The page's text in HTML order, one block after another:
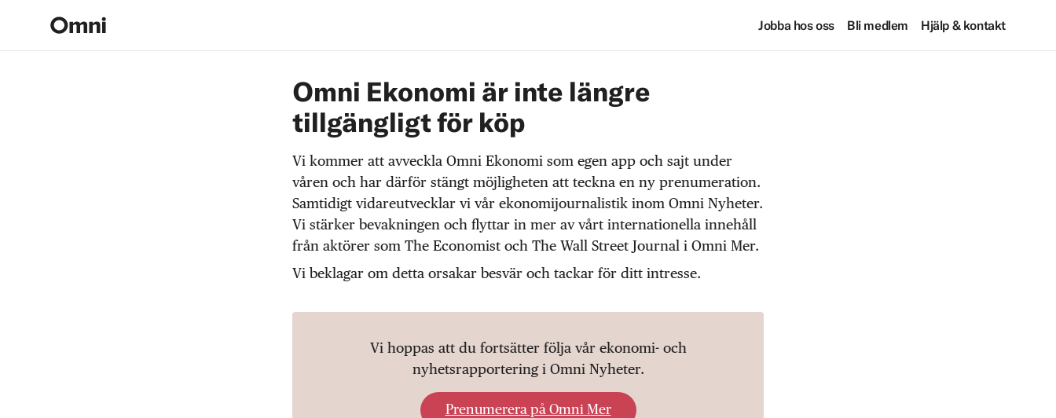
Jobba hos oss Bli medlem Hjälp & kontakt
Omni Ekonomi är inte längre
tillgängligt för köp
Vi kommer att avveckla Omni Ekonomi som egen app och sajt under
våren och har därför stängt möjligheten att teckna en ny prenumeration.
Samtidigt vidareutvecklar vi vår ekonomijournalistik inom Omni Nyheter.
Vi stärker bevakningen och flyttar in mer av vårt internationella innehåll
från aktörer som The Economist och The Wall Street Journal i Omni Mer.
Vi beklagar om detta orsakar besvär och tackar för ditt intresse.
Vi hoppas att du fortsätter följa vår ekonomi- och
nyhetsrapportering i Omni Nyheter.
Prenumerera på Omni Mer